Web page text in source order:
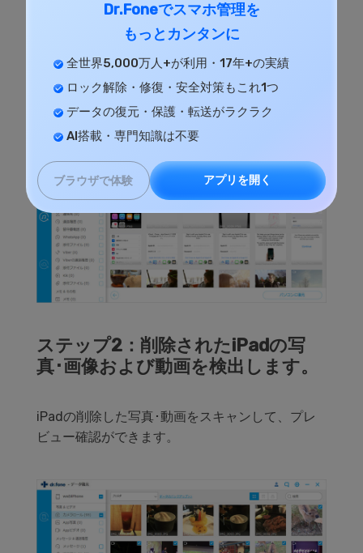
Dr.Foneでスマホ管理を
もっとカンタンに
全世界5,000万人+が利用・17年+の実績
ロック解除・修復・安全対策もこれ1つ
データの復元・保護・転送がラクラク
AI搭載・専門知識は不要
ブラウザで体験 アプリを開く
クアップファイルのデータをスキャンし始めま
す。
ステップ2：削除されたiPadの写
真･画像および動画を検出します。
iPadの削除した写真･動画をスキャンして、プレ
ビュー確認ができます。